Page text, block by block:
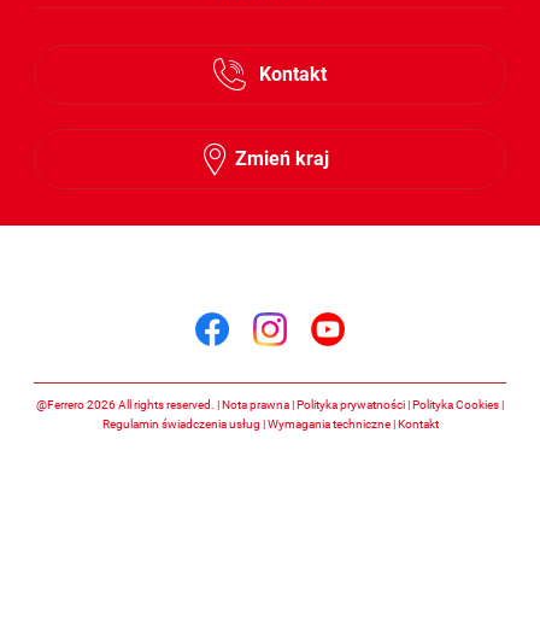
Kontakt
Zmień kraj
@Ferrero 2026 All rights reserved. Nota prawna Polityka prywatności Polityka Cookies
Regulamin świadczenia usług
Wymagania techniczne Kontakt